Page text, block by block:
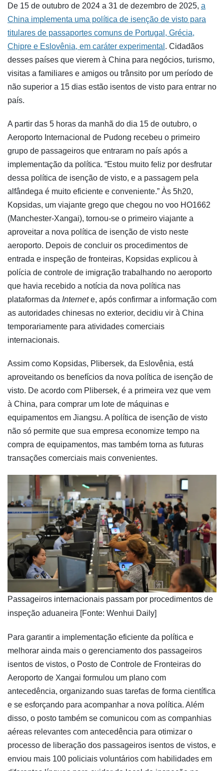
De 15 de outubro de 2024 a 31 de dezembro de 2025, a
China implementa uma política de isenção de visto para
titulares de passaportes comuns de Portugal, Grécia,
Chipre e Eslovênia, em caráter experimental . Cidadãos
desses países que vierem à China para negócios, turismo,
visitas a familiares e amigos ou trânsito por um período de
não superior a 15 dias estão isentos de visto para entrar no
país.
A partir das 5 horas da manhã do dia 15 de outubro, o
Aeroporto Internacional de Pudong recebeu o primeiro
grupo de passageiros que entraram no país após a
implementação da política. “Estou muito feliz por desfrutar
dessa política de isenção de visto, e a passagem pela
alfândega é muito eficiente e conveniente.” Às 5h20,
Kopsidas, um viajante grego que chegou no voo HO1662
(Manchester-Xangai), tornou-se o primeiro viajante a
aproveitar a nova política de isenção de visto neste
aeroporto. Depois de concluir os procedimentos de
entrada e inspeção de fronteiras, Kopsidas explicou à
polícia de controle de imigração trabalhando no aeroporto
que havia recebido a notícia da nova política nas
plataformas da Internete, após confirmar a informação com
as autoridades chinesas no exterior, decidiu vir à China
temporariamente para atividades comerciais
internacionais.
Assim como Kopsidas, Plibersek, da Eslovênia, está
aproveitando os benefícios da nova política de isenção de
visto. De acordo com Plibersek, é a primeira vez que vem
à China, para comprar um lote de máquinas e
equipamentos em Jiangsu. A política de isenção de visto
não só permite que sua empresa economize tempo na
compra de equipamentos, mas também torna as futuras
transações comerciais mais convenientes.
Passageiros internacionais passam por procedimentos de
inspeção aduaneira [Fonte: Wenhui Daily]
Para garantir a implementação eficiente da política e
melhorar ainda mais o gerenciamento dos passageiros
isentos de vistos, o Posto de Controle de Fronteiras do
Aeroporto de Xangai formulou um plano com
antecedência, organizando suas tarefas de forma científica
e se esforçando para acompanhar a nova política. Além
disso, o posto também se comunicou com as companhias
aéreas relevantes com antecedência para otimizar o
processo de liberação dos passageiros isentos de vistos, e
enviou mais 100 policiais voluntários com habilidades em